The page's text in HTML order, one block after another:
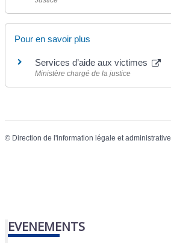
Pour en savoir plus
Services d’aide aux victimes
Ministère chargé de la justice
© Direction de l'information légale et administrative
EVENEMENTS